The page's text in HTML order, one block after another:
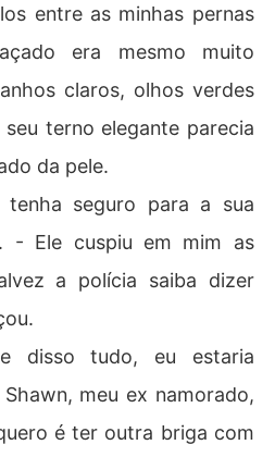
entre as minhas pernas
era mesmo muito
claros, olhos verdes
terno elegante parecia
da pele.
seguro para a sua
- Ele cuspiu em mim as
a polícia saiba dizer
disso tudo, eu estaria
meu ex namorado,
é ter outra briga com